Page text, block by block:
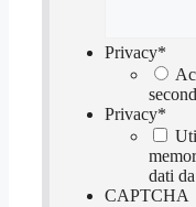
Privacy*
Privacy*
dati
CAPTCHA